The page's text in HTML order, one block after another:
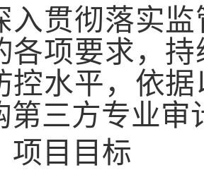
入贯彻落实监
各项要求，
控水平，依
第三方专业审
项目目标